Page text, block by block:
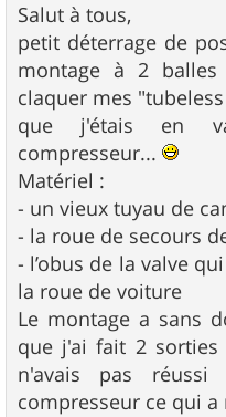
s
s
a
g
e
Salut à tous,
petit déterrage de
montage à 2
claquer mes
que j'étais en
compresseur...
Matériel :
- un vieux tuyau de
- la roue de secours
- l’obus de la valve
la roue de voiture
Le montage a sans
que j'ai fait 2 sorties
n'avais pas
compresseur ce qui